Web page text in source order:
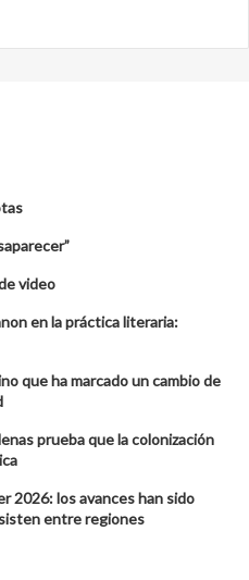
video
en la práctica literaria:
que ha marcado un cambio de
prueba que la colonización
2026: los avances han sido
entre regiones